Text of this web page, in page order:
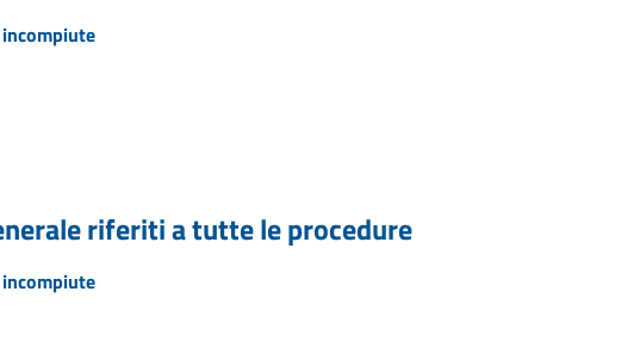
riferiti a tutte le procedure